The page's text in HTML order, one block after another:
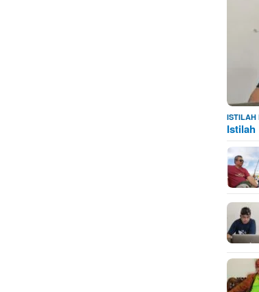
ISTILAH
Istilah